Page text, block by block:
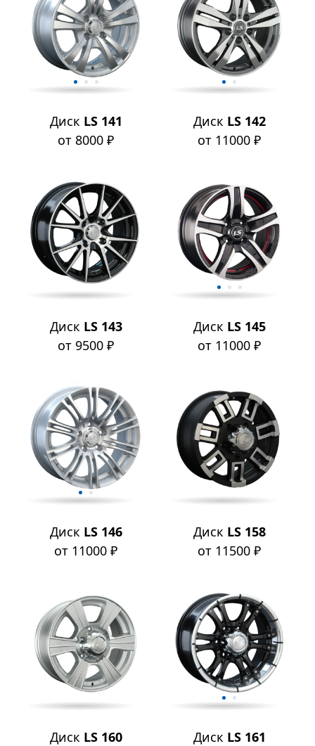
Диск LS 141
от 8000 ₽
Диск LS 142
от 11000 ₽
Диск LS 143
от 9500 ₽
Диск LS 145
от 11000 ₽
Диск LS 146
от 11000 ₽
Диск LS 158
от 11500 ₽
Диск LS 160
Диск LS 161